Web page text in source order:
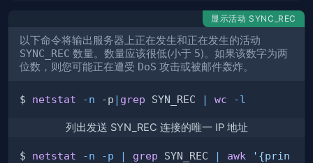
显示活动 SYNC_REC
以下命令将输出服务器上正在发生和正在发生的活动
SYNC_REC 数量。数量应该很低(小于 5)。如果该数字为两
位数，则您可能正在遭受 DoS 攻击或被邮件轰炸。
$ netstat -n -p | grep SYN_REC | wc -l
列出发送 SYN_REC 连接的唯一 IP 地址
$ netstat -n -p | grep SYN_REC | awk
'{prin